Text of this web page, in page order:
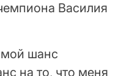
Василия
мой шанс
на то, что меня